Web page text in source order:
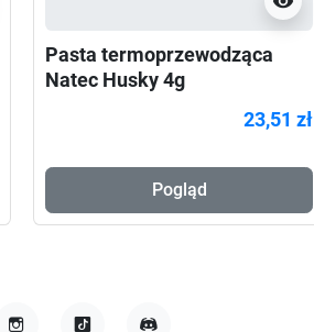
Pasta termoprzewodząca
Natec Husky 4g
23,51 zł
Pogląd